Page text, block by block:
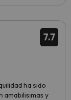
7.7
ha sido
amabilisimas y